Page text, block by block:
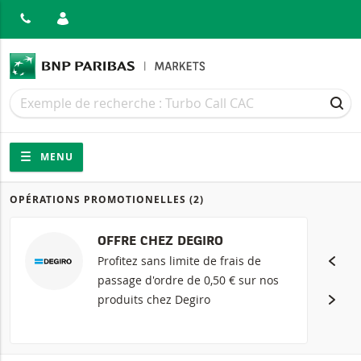
Recherche
Recherche
Navigation
Navigation sur le site
MENU
Produits
OPÉRATIONS PROMOTIONELLES (2)
OFFRE CHEZ DEGIRO
Profitez sans limite de frais de
passage d'ordre de 0,50 € sur nos
produits chez Degiro